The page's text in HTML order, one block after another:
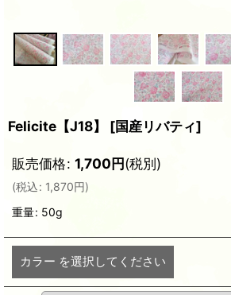
Felicite【J18】 [国産リバティ]
販売価格: 1,700円(税別)
(税込: 1,870円)
重量: 50g
カラー を選択してください